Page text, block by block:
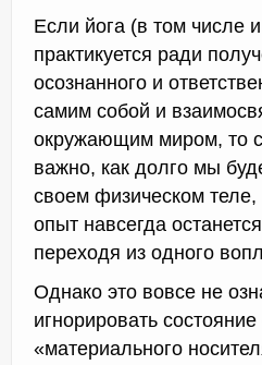
Если йога (в том числе
практикуется ради
осознанного и
самим собой и
окружающим миром, то
важно, как долго мы
своем физическом
опыт навсегда
переходя из одного
Однако это вовсе не
игнорировать состояние
«материального